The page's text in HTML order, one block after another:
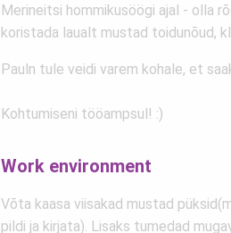
Merineitsi hommikusöögi ajal - olla
koristada laualt mustad toidunõud,
Pauln tule veidi varem kohale, et
Kohtumiseni tööampsul! :)
Work environment
Võta kaasa viisakad mustad
pildi ja kirjata). Lisaks tumedad